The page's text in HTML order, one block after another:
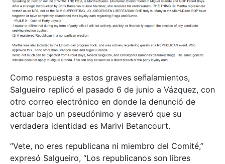
Como respuesta a estos graves señalamientos,
Salgueiro replicó el pasado 6 de junio a Vázquez, con
otro correo electrónico en donde la denunció de
actuar bajo un pseudónimo y aseveró que su
verdadera identidad es Marivi Betancourt.
“Vete, no eres republicana ni miembro del Comité,”
expresó Salgueiro, “Los republicanos son libres